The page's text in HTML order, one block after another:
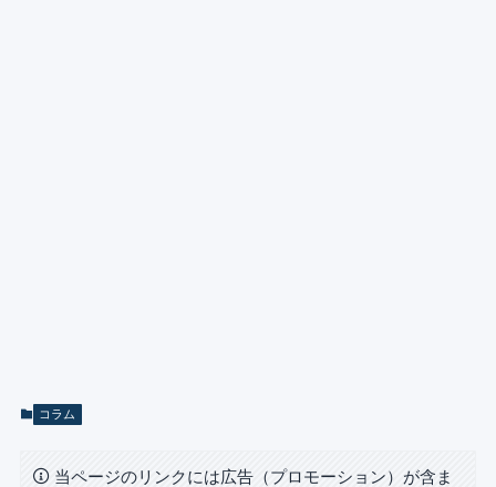
コラム
当ページのリンクには広告（プロモーション）が含ま